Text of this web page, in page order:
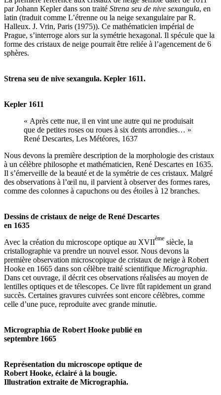
par Johann Kepler dans son traité Strena seu de nive sexangula, en
latin (traduit comme L’étrenne ou la neige sexangulaire par R.
Halleux. J. Vrin, Paris (1975)). Ce mathématicien impérial de
Prague, s’interroge alors sur la symétrie hexagonal. Il spécule que la
forme des cristaux de neige pourrait être reliée à l’agencement de 6
sphères.
Strena seu de nive sexangula. Kepler 1611.
Kepler 1611
« Après cette nue, il en vint une autre qui ne produisait
que de petites roses ou roues à six dents arrondies… »
René Descartes, Les Météores, 1637
Nous devons la première description de la morphologie des cristaux
à un célèbre philosophe et mathématicien, René Descartes en 1635.
Il s’émerveille de la beauté et de la symétrie de ces cristaux. Malgré
des observations à l’œil nu, il parvient à observer des formes rares,
comme des colonnes à capuchons ou des étoiles à 12 branches.
Dessins de cristaux de neige de René Descartes
en 1635
Avec la création du microscope optique au XVIIème siècle, la
cristallographie va prendre un nouvel essor. Nous devons la
première observation microscopique de cristaux de neige à Robert
Hooke en 1665 dans son célèbre traité scientifique Micrographia.
Dans cet ouvrage, il décrit ces observations réalisées au moyen de
lentilles optiques et de télescopes. Ce livre fût rapidement un grand
succès. Certaines gravures cuivrées sont encore célèbres, comme
celle d’une puce, reproduite avec grande minutie.
Micrographia de Robert Hooke publié en
septembre 1665
Représentation du microscope optique de
Robert Hooke, éclairé à la bougie.
Illustration extraite de Micrographia.